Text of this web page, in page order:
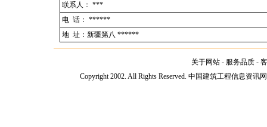
联系人： ***
电 话： ******
地 址：新疆第八 ******
关于网站 - 服务品质 -
Copyright 2002. All Rights Reserved. 中国建筑工程信息资讯